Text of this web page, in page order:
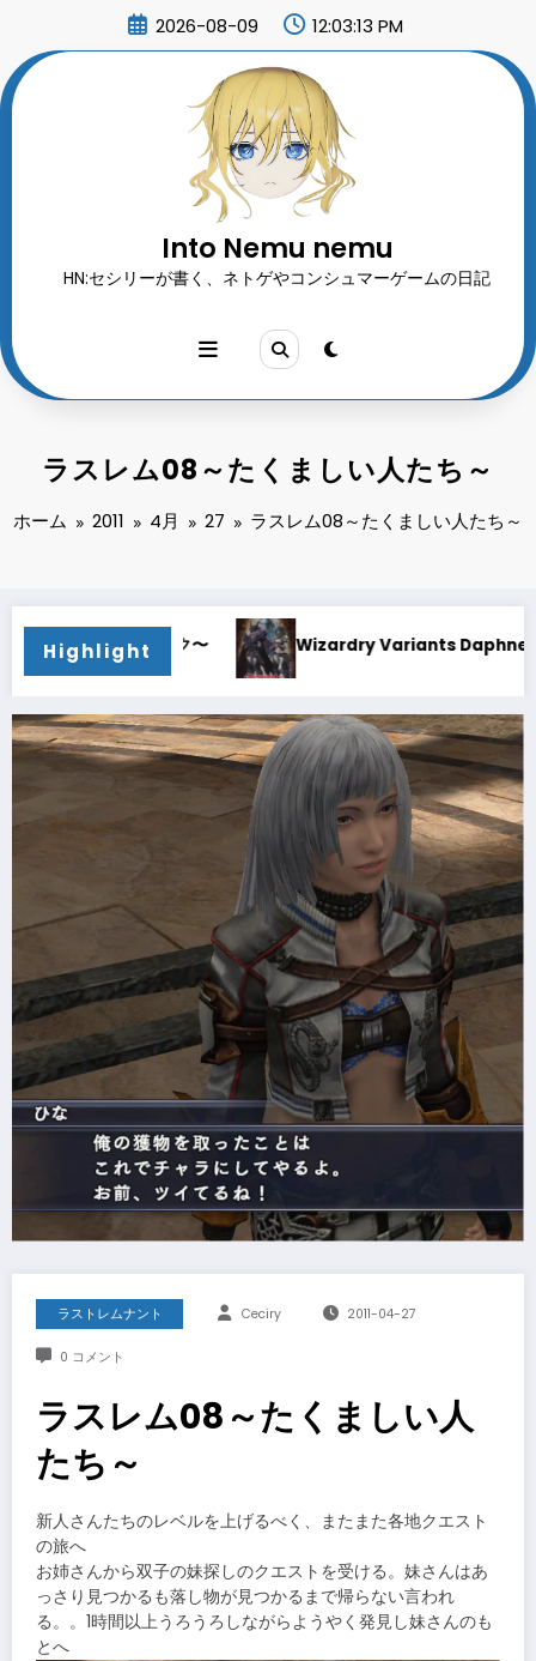
ン
ツ
2026-08-09 12:03:15 PM
Into Nemu nemu
HN:セシリーが書く、ネトゲやコンシュマーゲームの日記
ラスレム08～たくましい人たち～
ホーム 2011 4月 27 ラスレム08～たくましい人たち～
Highlight
Wizardry Variants Daphne〜奈落は楽しいものだ〜
ラストレムナント Ceciry 2011-04-27
0 コメント
ラスレム08～たくましい人
たち～
新人さんたちのレベルを上げるべく、またまた各地クエスト
の旅へ
お姉さんから双子の妹探しのクエストを受ける。妹さんはあ
っさり見つかるも落し物が見つかるまで帰らない言われ
る。。1時間以上うろうろしながらようやく発見し妹さんのも
とへ